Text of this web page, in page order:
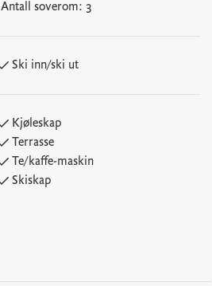
Antall soverom: 3
Ski inn/ski ut
Kjøleskap
Terrasse
Te/kaffe-maskin
Skiskap